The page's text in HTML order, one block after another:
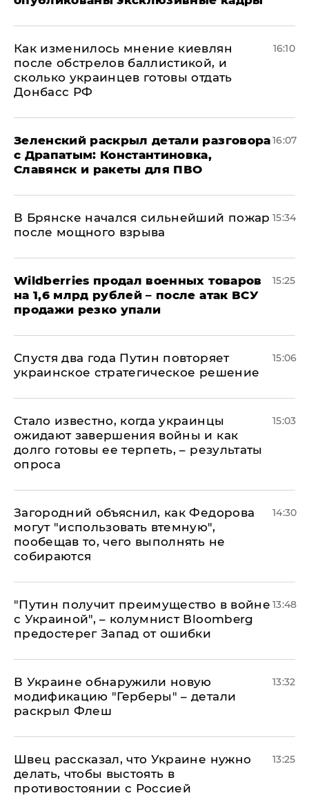
Как изменилось мнение киевлян
после обстрелов баллистикой, и
сколько украинцев готовы отдать
Донбасс РФ
16:10
​Зеленский раскрыл детали разговора
с Драпатым: Константиновка,
Славянск и ракеты для ПВО
16:07
В Брянске начался сильнейший пожар
после мощного взрыва
15:34
​Wildberries продал военных товаров
на 1,6 млрд рублей – после атак ВСУ
продажи резко упали
15:25
Спустя два года Путин повторяет
украинское стратегическое решение
15:06
Стало известно, когда украинцы
ожидают завершения войны и как
долго готовы ее терпеть, – результаты
опроса
15:03
Загородний объяснил, как Федорова
могут "использовать втемную",
пообещав то, чего выполнять не
собираются
14:30
"Путин получит преимущество в войне
с Украиной", – колумнист Bloomberg
предостерег Запад от ошибки
13:48
В Украине обнаружили новую
модификацию "Герберы" – детали
раскрыл Флеш
13:32
Швец рассказал, что Украине нужно
делать, чтобы выстоять в
противостоянии с Россией
13:25